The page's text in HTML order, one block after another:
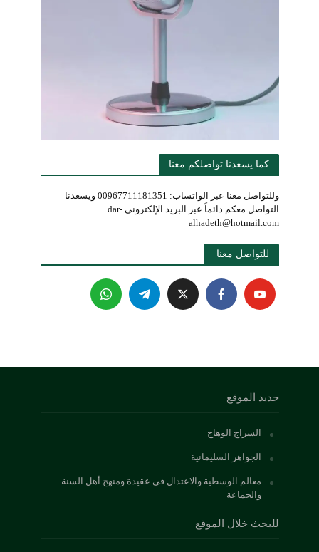
كما يسعدنا تواصلكم معنا
وللتواصل معنا عبر الواتساب: 00967711181351 ويسعدنا
التواصل معكم دائماً عبر البريد الإلكتروني dar-
alhadeth@hotmail.com
للتواصل معنا
جديد الموقع
السراج الوهاج
الجواهر السليمانية
معالم الوسطية والاعتدال في عقيدة ومنهج أهل السنة
والجماعة
للبحث خلال الموقع